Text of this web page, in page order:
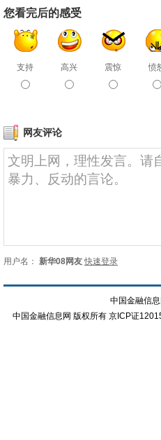
您看完后的感受
支持 高兴 震惊 愤
网友评论
用户名： 新华08网友 快速登录
中国金融信
中国金融信息网 版权所有 京ICP证